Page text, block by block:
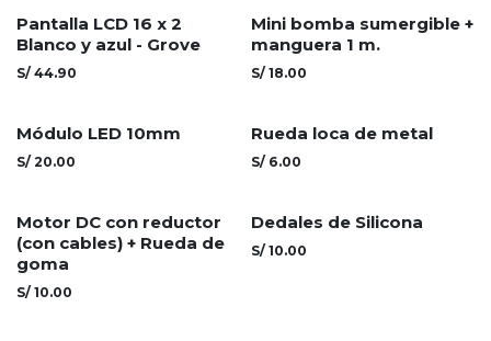
Pantalla LCD 16 x 2
Blanco y azul - Grove
S/ 44.90
Mini bomba sumergible +
manguera 1 m.
S/ 18.00
Módulo LED 10mm
S/ 20.00
Rueda loca de metal
S/ 6.00
Motor DC con reductor
(con cables) + Rueda de
goma
S/ 10.00
Dedales de Silicona
S/ 10.00